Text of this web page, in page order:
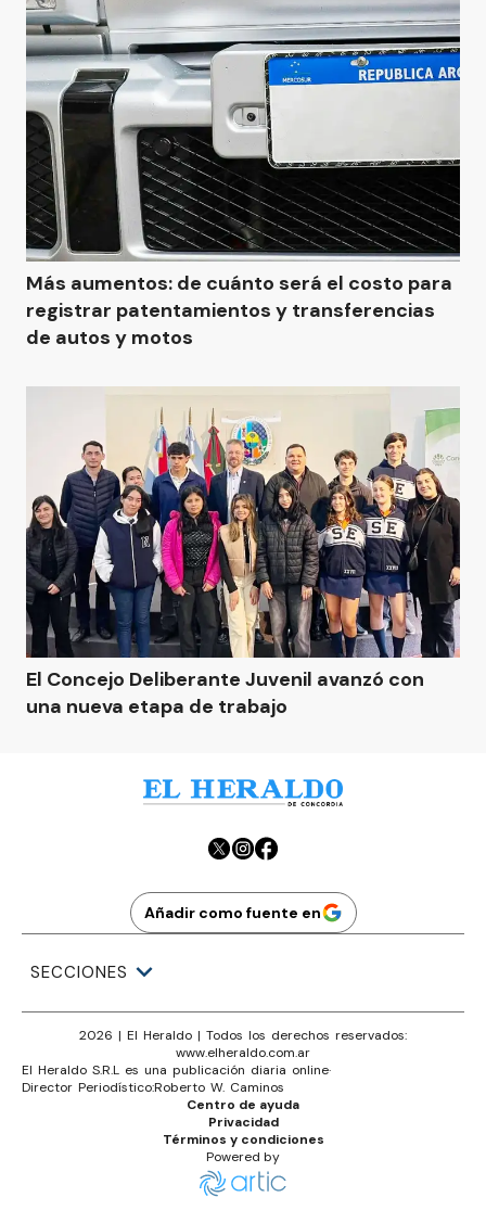
Más aumentos: de cuánto será el costo para
registrar patentamientos y transferencias
de autos y motos
El Concejo Deliberante Juvenil avanzó con
una nueva etapa de trabajo
Añadir como fuente en
SECCIONES
2026 | El Heraldo | Todos los derechos reservados:
www.elheraldo.com.ar
El Heraldo S.R.L es una publicación diaria online·
Director Periodístico:Roberto W. Caminos
Términos y condiciones
Privacidad
Centro de ayuda
Powered by